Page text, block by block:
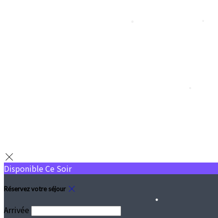
Disponible Ce Soir
Réservez votre séjour
Arrivée